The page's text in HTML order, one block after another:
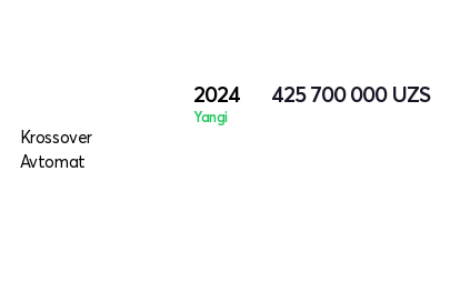
Krossover
Avtomat
2024
Yangi
425 700 000 UZS